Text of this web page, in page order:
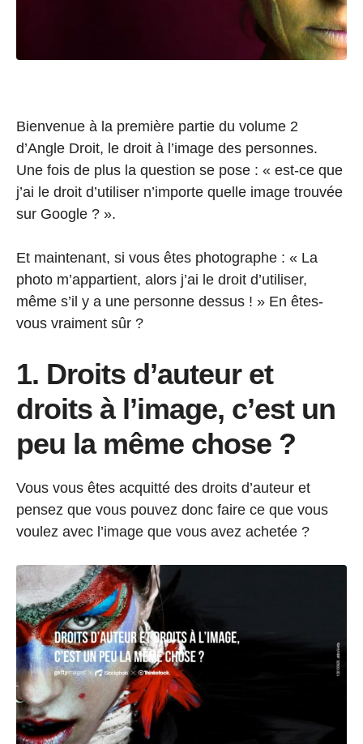
Bienvenue à la première partie du volume 2
d’Angle Droit, le droit à l’image des personnes.
Une fois de plus la question se pose : « est-ce que
j’ai le droit d’utiliser n’importe quelle image trouvée
sur Google ? ».
Et maintenant, si vous êtes photographe : « La
photo m’appartient, alors j’ai le droit d’utiliser,
même s’il y a une personne dessus ! » En êtes-
vous vraiment sûr ?
1. Droits d’auteur et
droits à l’image, c’est un
peu la même chose ?
Vous vous êtes acquitté des droits d’auteur et
pensez que vous pouvez donc faire ce que vous
voulez avec l’image que vous avez achetée ?